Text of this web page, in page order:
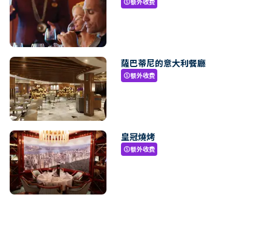
paid
薩巴蒂尼的意大利餐廳
paid额外收费
皇冠燒烤
paid额外收费